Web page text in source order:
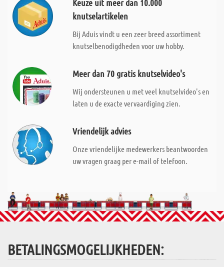
Keuze uit meer dan 10.000
knutselartikelen
Bij Aduis vindt u een zeer breed assortiment
knutselbenodigdheden voor uw hobby.
Meer dan 70 gratis knutselvideo's
Wij ondersteunen u met veel knutselvideo's en
laten u de exacte vervaardiging zien.
Vriendelijk advies
Onze vriendelijke medewerkers beantwoorden
uw vragen graag per e-mail of telefoon.
BETALINGSMOGELIJKHEDEN: